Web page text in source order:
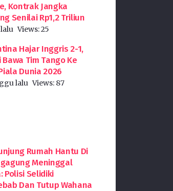
Kontrak Jangka
Senilai Rp1,2 Triliun
Views:25
Hajar Inggris 2-1,
Bawa Tim Tango Ke
Dunia 2026
lalu Views: 87
Rumah Hantu Di
Meninggal
Polisi Selidiki
Dan Tutup Wahana